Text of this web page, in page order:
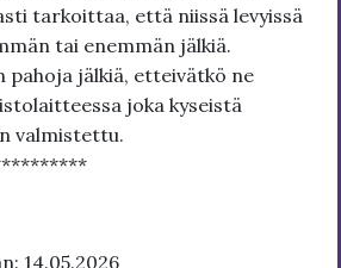
tarkoittaa, että niissä levyissä
tai enemmän jälkiä.
pahoja jälkiä, etteivätkö ne
joka kyseistä
valmistettu.
14.05.2026